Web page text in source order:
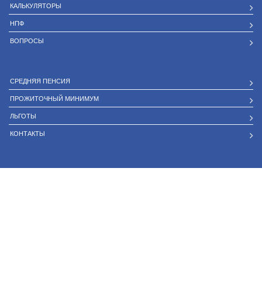
КАЛЬКУЛЯТОРЫ
НПФ
ВОПРОСЫ
СРЕДНЯЯ ПЕНСИЯ
ПРОЖИТОЧНЫЙ МИНИМУМ
ЛЬГОТЫ
КОНТАКТЫ